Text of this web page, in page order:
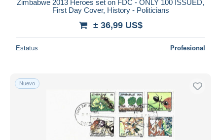
Cerrando dentro
Sólo con descuento
Envío gratis
Métodos de pago
PayPal
Transferencia bancaria
Zimbabwe 2013 Heroes set on FDC - ONLY 100 ISSUED,
First Day Cover, History - Politicians
± 36,99 US$
Estatus Profesional
Nuevo